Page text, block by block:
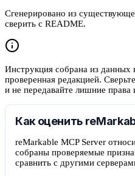
Сгенерировано из
сверить с README.
Инструкция собрана из данных
проверенная редакцией.
и не передавайте лишние права
Как оценить
reMarkable MCP Server
собраны проверяемые
сравнить с другими